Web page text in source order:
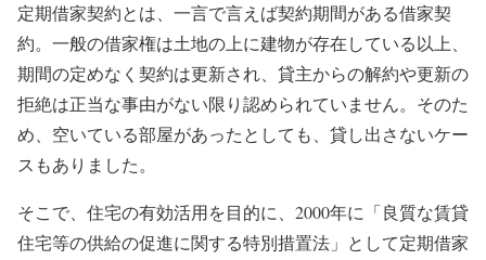
定期借家契約とは、一言で言えば契約期間がある借家契
約。一般の借家権は土地の上に建物が存在している以上、
期間の定めなく契約は更新され、貸主からの解約や更新の
拒絶は正当な事由がない限り認められていません。そのた
め、空いている部屋があったとしても、貸し出さないケー
スもありました。
そこで、住宅の有効活用を目的に、2000年に「良質な賃貸
住宅等の供給の促進に関する特別措置法」として定期借家